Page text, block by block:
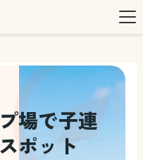
場で子連
ポット